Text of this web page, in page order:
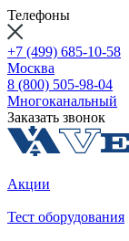
Телефоны
+7 (499) 685-10-58
Москва
8 (800) 505-98-04
Многоканальный
Заказать звонок
Акции
Тест оборудования